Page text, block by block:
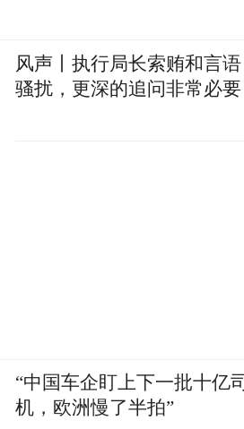
风声丨执行局长索贿和言语
骚扰，更深的追问非常必要
“中国车企盯上下一批十亿司
机，欧洲慢了半拍”